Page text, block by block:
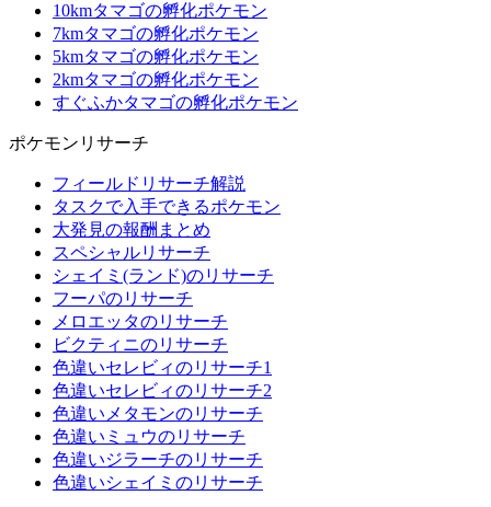
10kmタマゴの孵化ポケモン
7kmタマゴの孵化ポケモン
5kmタマゴの孵化ポケモン
2kmタマゴの孵化ポケモン
すぐふかタマゴの孵化ポケモン
ポケモンリサーチ
フィールドリサーチ解説
タスクで入手できるポケモン
大発見の報酬まとめ
スペシャルリサーチ
シェイミ(ランド)のリサーチ
フーパのリサーチ
メロエッタのリサーチ
ビクティニのリサーチ
色違いセレビィのリサーチ1
色違いセレビィのリサーチ2
色違いメタモンのリサーチ
色違いミュウのリサーチ
色違いジラーチのリサーチ
色違いシェイミのリサーチ